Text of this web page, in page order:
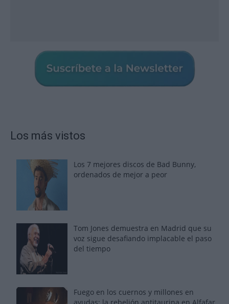
Los más vistos
Los 7 mejores discos de Bad Bunny,
ordenados de mejor a peor
Tom Jones demuestra en Madrid que su
voz sigue desafiando implacable el paso
del tiempo
Fuego en los cuernos y millones en